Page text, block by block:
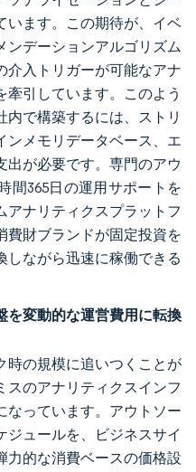
います。この期待が、イベ
ンデーションアルゴリズム
介入トリガーが可能なアナ
牽引しています。このよう
で構築するには、ストリ
ンメモリデータベース、エ
出が必要です。専門のアウ
間365日の運用サポートを
アナリティクスプラットフ
費財ブランドが固定投資を
しながら迅速に稼働できる
を変動的な運営費用に転換
時の規模に追いつくことが
スのアナリティクスインフ
なっています。アウトソー
ジュールを、ビジネスサイ
力的な消費ベースの価格設